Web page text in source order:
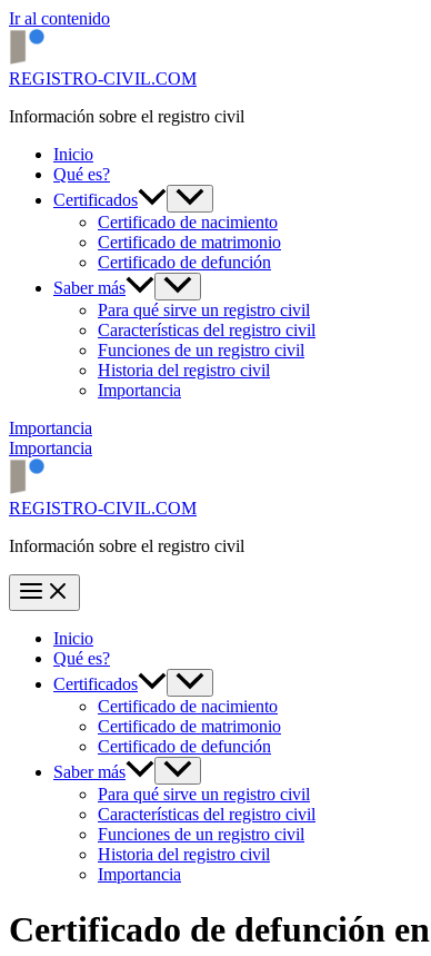
Ir al contenido
REGISTRO-CIVIL.COM
Información sobre el registro civil
Inicio
Qué es?
Certificados
Certificado de nacimiento
Certificado de matrimonio
Certificado de defunción
Saber más
Para qué sirve un registro civil
Características del registro civil
Funciones de un registro civil
Historia del registro civil
Importancia
Importancia
Importancia
REGISTRO-CIVIL.COM
Información sobre el registro civil
Inicio
Qué es?
Certificados
Certificado de nacimiento
Certificado de matrimonio
Certificado de defunción
Saber más
Para qué sirve un registro civil
Características del registro civil
Funciones de un registro civil
Historia del registro civil
Importancia
Certificado de defunción en